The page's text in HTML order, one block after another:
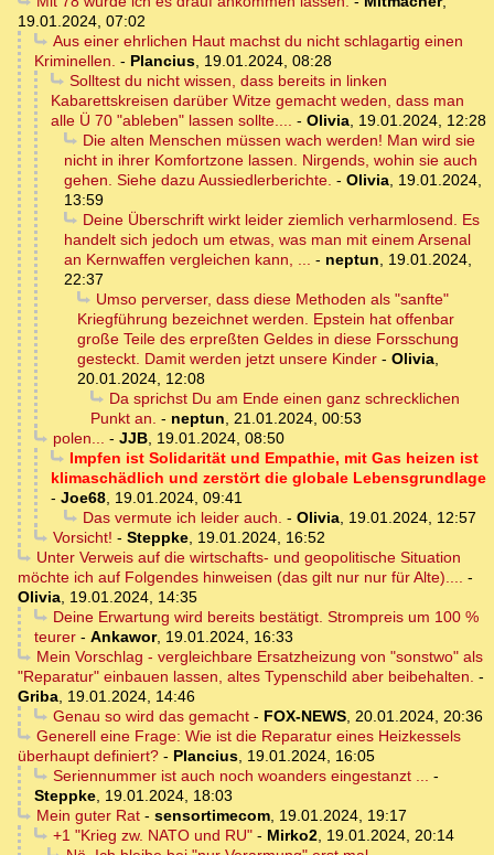
19.01.2024, 07:02
Aus einer ehrlichen Haut machst du nicht schlagartig einen
Kriminellen. - Plancius, 19.01.2024, 08:28
Solltest du nicht wissen, dass bereits in linken
Kabarettskreisen darüber Witze gemacht weden, dass man
alle Ü 70 "ableben" lassen sollte.... - Olivia, 19.01.2024, 12:28
Die alten Menschen müssen wach werden! Man wird sie
nicht in ihrer Komfortzone lassen. Nirgends, wohin sie auch
gehen. Siehe dazu Aussiedlerberichte. - Olivia, 19.01.2024,
13:59
Deine Überschrift wirkt leider ziemlich verharmlosend. Es
handelt sich jedoch um etwas, was man mit einem Arsenal
an Kernwaffen vergleichen kann, ... - neptun, 19.01.2024,
22:37
Umso perverser, dass diese Methoden als "sanfte"
Kriegführung bezeichnet werden. Epstein hat offenbar
große Teile des erpreßten Geldes in diese Forsschung
gesteckt. Damit werden jetzt unsere Kinder - Olivia,
20.01.2024, 12:08
Da sprichst Du am Ende einen ganz schrecklichen
Punkt an. - neptun, 21.01.2024, 00:53
polen... - JJB, 19.01.2024, 08:50
Impfen ist Solidarität und Empathie, mit Gas heizen ist
klimaschädlich und zerstört die globale Lebensgrundlage
- Joe68, 19.01.2024, 09:41
Das vermute ich leider auch. - Olivia, 19.01.2024, 12:57
Vorsicht! - Steppke, 19.01.2024, 16:52
Unter Verweis auf die wirtschafts- und geopolitische Situation
möchte ich auf Folgendes hinweisen (das gilt nur nur für Alte).... -
Olivia, 19.01.2024, 14:35
Deine Erwartung wird bereits bestätigt. Strompreis um 100 %
teurer - Ankawor, 19.01.2024, 16:33
Mein Vorschlag - vergleichbare Ersatzheizung von "sonstwo" als
"Reparatur" einbauen lassen, altes Typenschild aber beibehalten. -
Griba, 19.01.2024, 14:46
Genau so wird das gemacht- FOX-NEWS, 20.01.2024, 20:36
Generell eine Frage: Wie ist die Reparatur eines Heizkessels
überhaupt definiert? - Plancius, 19.01.2024, 16:05
Seriennummer ist auch noch woanders eingestanzt ... -
Steppke, 19.01.2024, 18:03
Mein guter Rat- sensortimecom, 19.01.2024, 19:17
+1 "Krieg zw. NATO und RU"- Mirko2, 19.01.2024, 20:14